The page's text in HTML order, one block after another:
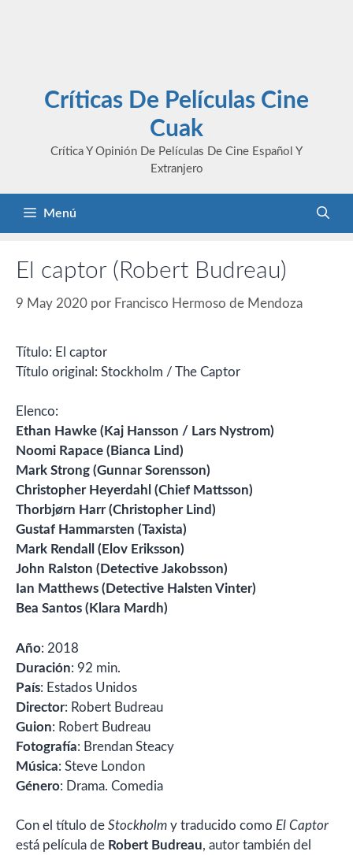
Críticas De Películas Cine
Cuak
Crítica Y Opinión De Películas De Cine Español Y
Extranjero
Menú
El captor (Robert Budreau)
9 May 2020 por Francisco Hermoso de Mendoza
Título: El captor
Título original: Stockholm / The Captor
Elenco:
Ethan Hawke (Kaj Hansson / Lars Nystrom)
Noomi Rapace (Bianca Lind)
Mark Strong (Gunnar Sorensson)
Christopher Heyerdahl (Chief Mattsson)
Thorbjørn Harr (Christopher Lind)
Gustaf Hammarsten (Taxista)
Mark Rendall (Elov Eriksson)
John Ralston (Detective Jakobsson)
Ian Matthews (Detective Halsten Vinter)
Bea Santos (Klara Mardh)
Año: 2018
Duración: 92 min.
País: Estados Unidos
Director: Robert Budreau
Guion: Robert Budreau
Fotografía: Brendan Steacy
Música: Steve London
Género: Drama. Comedia
Con el título de Stockholm y traducido como El Captor
está película de Robert Budreau, autor también del